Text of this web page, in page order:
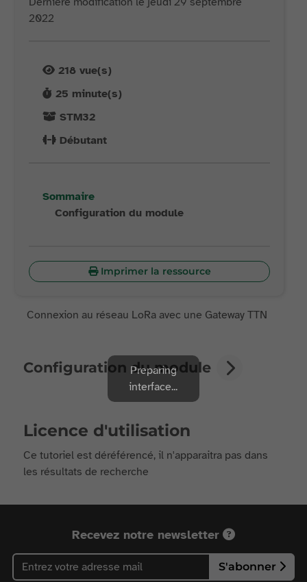
2022
218 vue(s)
25 minute(s)
STM32
Débutant
Sommaire
Configuration du module
Imprimer la ressource
Connexion au réseau LoRa avec une Gateway TTN
Configuration du module
Licence d'utilisation
Ce tutoriel est déréférencé, il n'apparaitra pas dans
les résultats de recherche
Recevez notre newsletter
S'abonner
Preparing
interface...